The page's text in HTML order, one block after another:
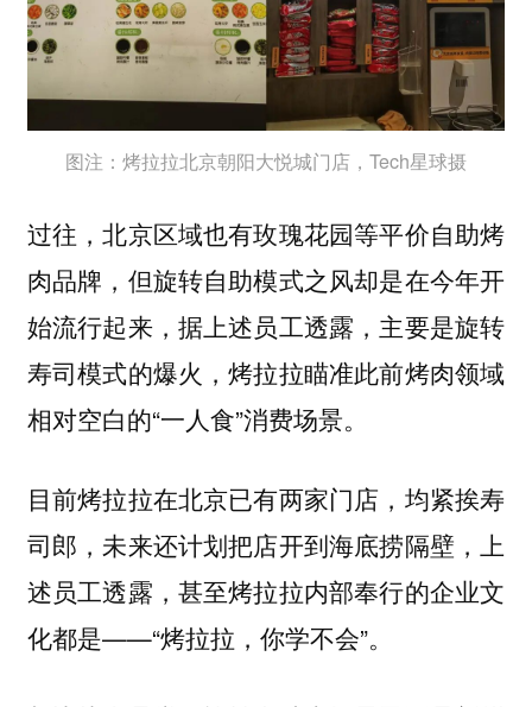
图注：烤拉拉北京朝阳大悦城门店，Tech星球摄
过往，北京区域也有玫瑰花园等平价自助烤
肉品牌，但旋转自助模式之风却是在今年开
始流行起来，据上述员工透露，主要是旋转
寿司模式的爆火，烤拉拉瞄准此前烤肉领域
相对空白的“一人食”消费场景。
目前烤拉拉在北京已有两家门店，均紧挨寿
司郎，未来还计划把店开到海底捞隔壁，上
述员工透露，甚至烤拉拉内部奉行的企业文
化都是——“烤拉拉，你学不会”。